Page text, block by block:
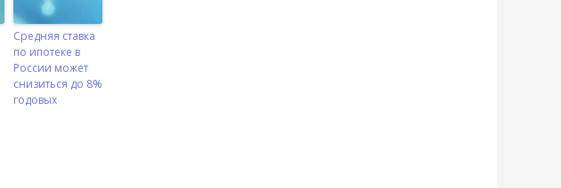
Средняя ставка
по ипотеке в
России может
снизиться до 8%
годовых